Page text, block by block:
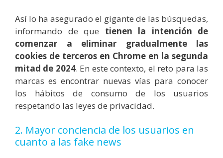
Así lo ha asegurado el gigante de las búsquedas,
informando de que tienen la intención de
comenzar a eliminar gradualmente las
cookies de terceros en Chrome en la segunda
mitad de 2024. En este contexto, el reto para las
marcas es encontrar nuevas vías para conocer
los hábitos de consumo de los usuarios
respetando las leyes de privacidad.
2. Mayor conciencia de los usuarios en
cuanto a las fake news